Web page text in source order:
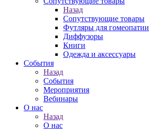
Назад
Сопутствующие товары
Футляры для гомеопатии
Диффузоры
Книги
Одежда и аксессуары
События
Назад
События
Мероприятия
Вебинары
О нас
Назад
О нас